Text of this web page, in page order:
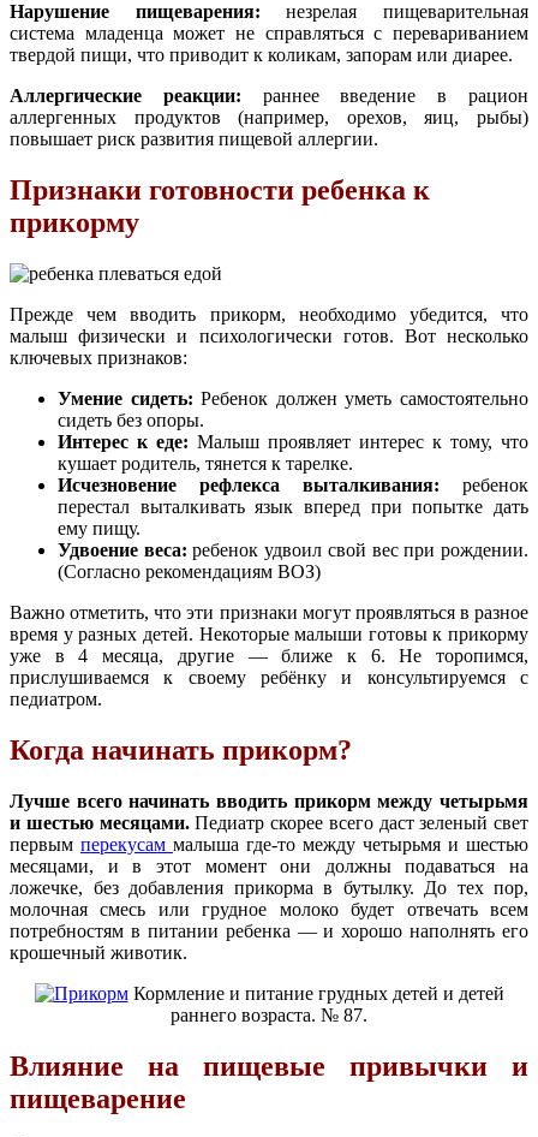
Нарушение пищеварения: незрелая пищеварительная
система младенца может не справляться с перевариванием
твердой пищи, что приводит к коликам, запорам или диарее.
Аллергические реакции: раннее введение в рацион
аллергенных продуктов (например, орехов, яиц, рыбы)
повышает риск развития пищевой аллергии.
Признаки готовности ребенка к
прикорму
Прежде чем вводить прикорм, необходимо убедится, что
малыш физически и психологически готов. Вот несколько
ключевых признаков:
Умение сидеть: Ребенок должен уметь самостоятельно
сидеть без опоры.
Интерес к еде: Малыш проявляет интерес к тому, что
кушает родитель, тянется к тарелке.
Исчезновение рефлекса выталкивания: ребенок
перестал выталкивать язык вперед при попытке дать
ему пищу.
Удвоение веса: ребенок удвоил свой вес при рождении.
(Согласно рекомендациям ВОЗ)
Важно отметить, что эти признаки могут проявляться в разное
время у разных детей. Некоторые малыши готовы к прикорму
уже в 4 месяца, другие — ближе к 6. Не торопимся,
прислушиваемся к своему ребёнку и консультируемся с
педиатром.
Когда начинать прикорм?
Лучше всего начинать вводить прикорм между четырьмя
и шестью месяцами.Педиатр скорее всего даст зеленый свет
первым перекусам малыша где-то между четырьмя и шестью
месяцами, и в этот момент они должны подаваться на
ложечке, без добавления прикорма в бутылку. До тех пор,
молочная смесь или грудное молоко будет отвечать всем
потребностям в питании ребенка — и хорошо наполнять его
крошечный животик.
Кормление и питание грудных детей и детей
раннего возраста. № 87.
Влияние на пищевые привычки и
пищеварение